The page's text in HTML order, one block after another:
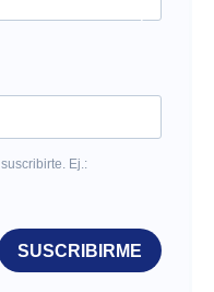
?
Ej.:
SUSCRIBIRME